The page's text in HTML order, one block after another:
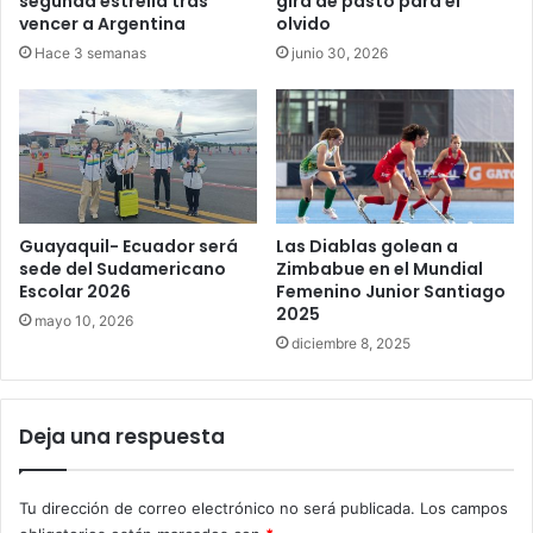
vencer a Argentina
Hace 3 semanas
olvido
junio 30, 2026
Guayaquil- Ecuador será
sede del Sudamericano
Escolar 2026
mayo 10, 2026
Las Diablas golean a
Zimbabue en el Mundial
Femenino Junior Santiago
2025
diciembre 8, 2025
Deja una respuesta
Tu dirección de correo electrónico no será publicada. Los campos